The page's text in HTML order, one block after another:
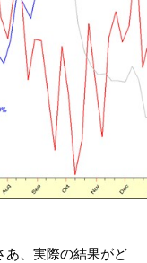
あ、実際の結果がど